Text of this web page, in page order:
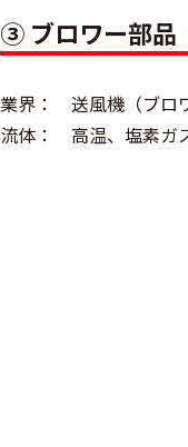
③ ブロワー部品
業界： 送風機（ブロ
流体： 高温、塩素ガ